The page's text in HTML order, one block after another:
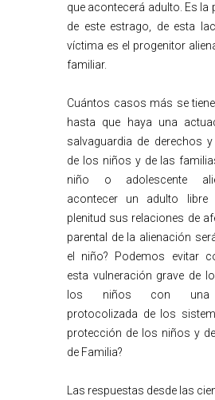
que acontecerá adulto. Es la
de este estrago, de esta
víctima es el progenitor
familiar.
Cuántos casos más se
hasta que haya una
salvaguardia de derechos
de los niños y de las
niño o adolescente
acontecer un adulto
plenitud sus relaciones de
parental de la alienación
el niño? Podemos evitar
esta vulneración grave de
los niños con una
protocolizada de los
protección de los niños y
de Familia?
Las respuestas desde las